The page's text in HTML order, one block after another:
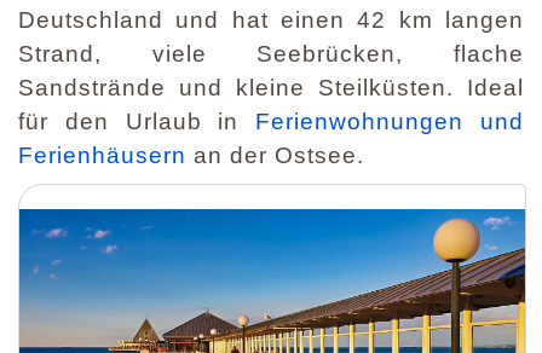
Deutschland und hat einen 42 km langen
Strand, viele Seebrücken, flache
Sandstrände und kleine Steilküsten. Ideal
für den Urlaub in Ferienwohnungen und
Ferienhäusern an der Ostsee.